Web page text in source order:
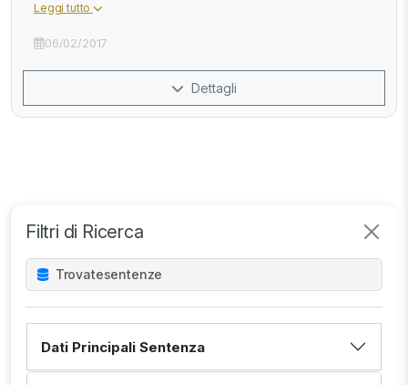
Filtri di Ricerca
Trovatesentenze
Dati Principali Sentenza
Leggi tutto
06/02/2017
Dettagli